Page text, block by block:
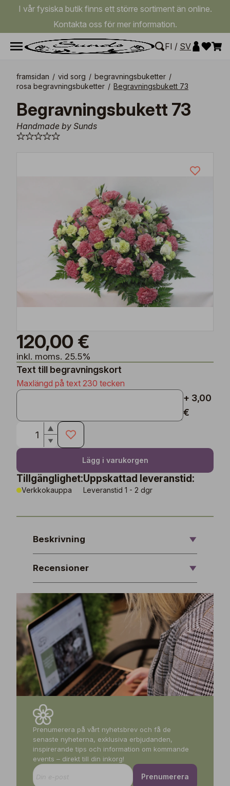
I vår fysiska butik finns ett större sortiment än online.
Kontakta oss för mer information.
FI / SV
framsidan / vid sorg / begravningsbuketter /
rosa begravningsbuketter / Begravningsbukett 73
Begravningsbukett 73
Handmade by Sunds
120,00 €
inkl. moms. 25.5%
Text till begravningskort
Maxlängd på text 230 tecken
+ 3,00
€
Lägg i varukorgen
Tillgänglighet:
Verkkokauppa
Uppskattad leveranstid:
Leveranstid 1 - 2 dgr
Beskrivning
Recensioner
Prenumerera på vårt nyhetsbrev och få de
senaste nyheterna, exklusiva erbjudanden,
inspirerande tips och information om kommande
events – direkt till din inkorg!
Prenumerera